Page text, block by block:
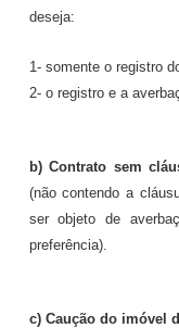
deseja:
1- somente o registro
2- o registro e a
b) Contrato sem
(não contendo a
ser objeto de
preferência).
c) Caução do imóvel